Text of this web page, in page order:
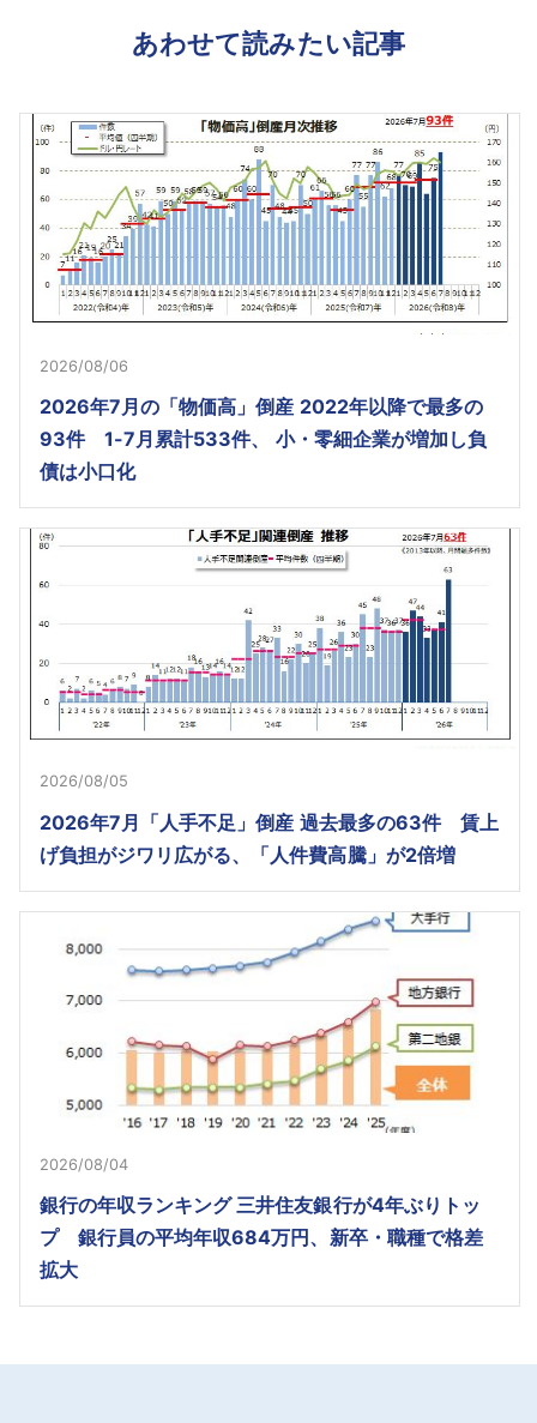
あわせて読みたい記事
2026/08/06
2026年7月の「物価高」倒産 2022年以降で最多の
93件 1-7月累計533件、 小・零細企業が増加し負
債は小口化
2026/08/05
2026年7月「人手不足」倒産 過去最多の63件 賃上
げ負担がジワリ広がる、「人件費高騰」が2倍増
2026/08/04
銀行の年収ランキング 三井住友銀行が4年ぶりトッ
プ 銀行員の平均年収684万円、新卒・職種で格差
拡大